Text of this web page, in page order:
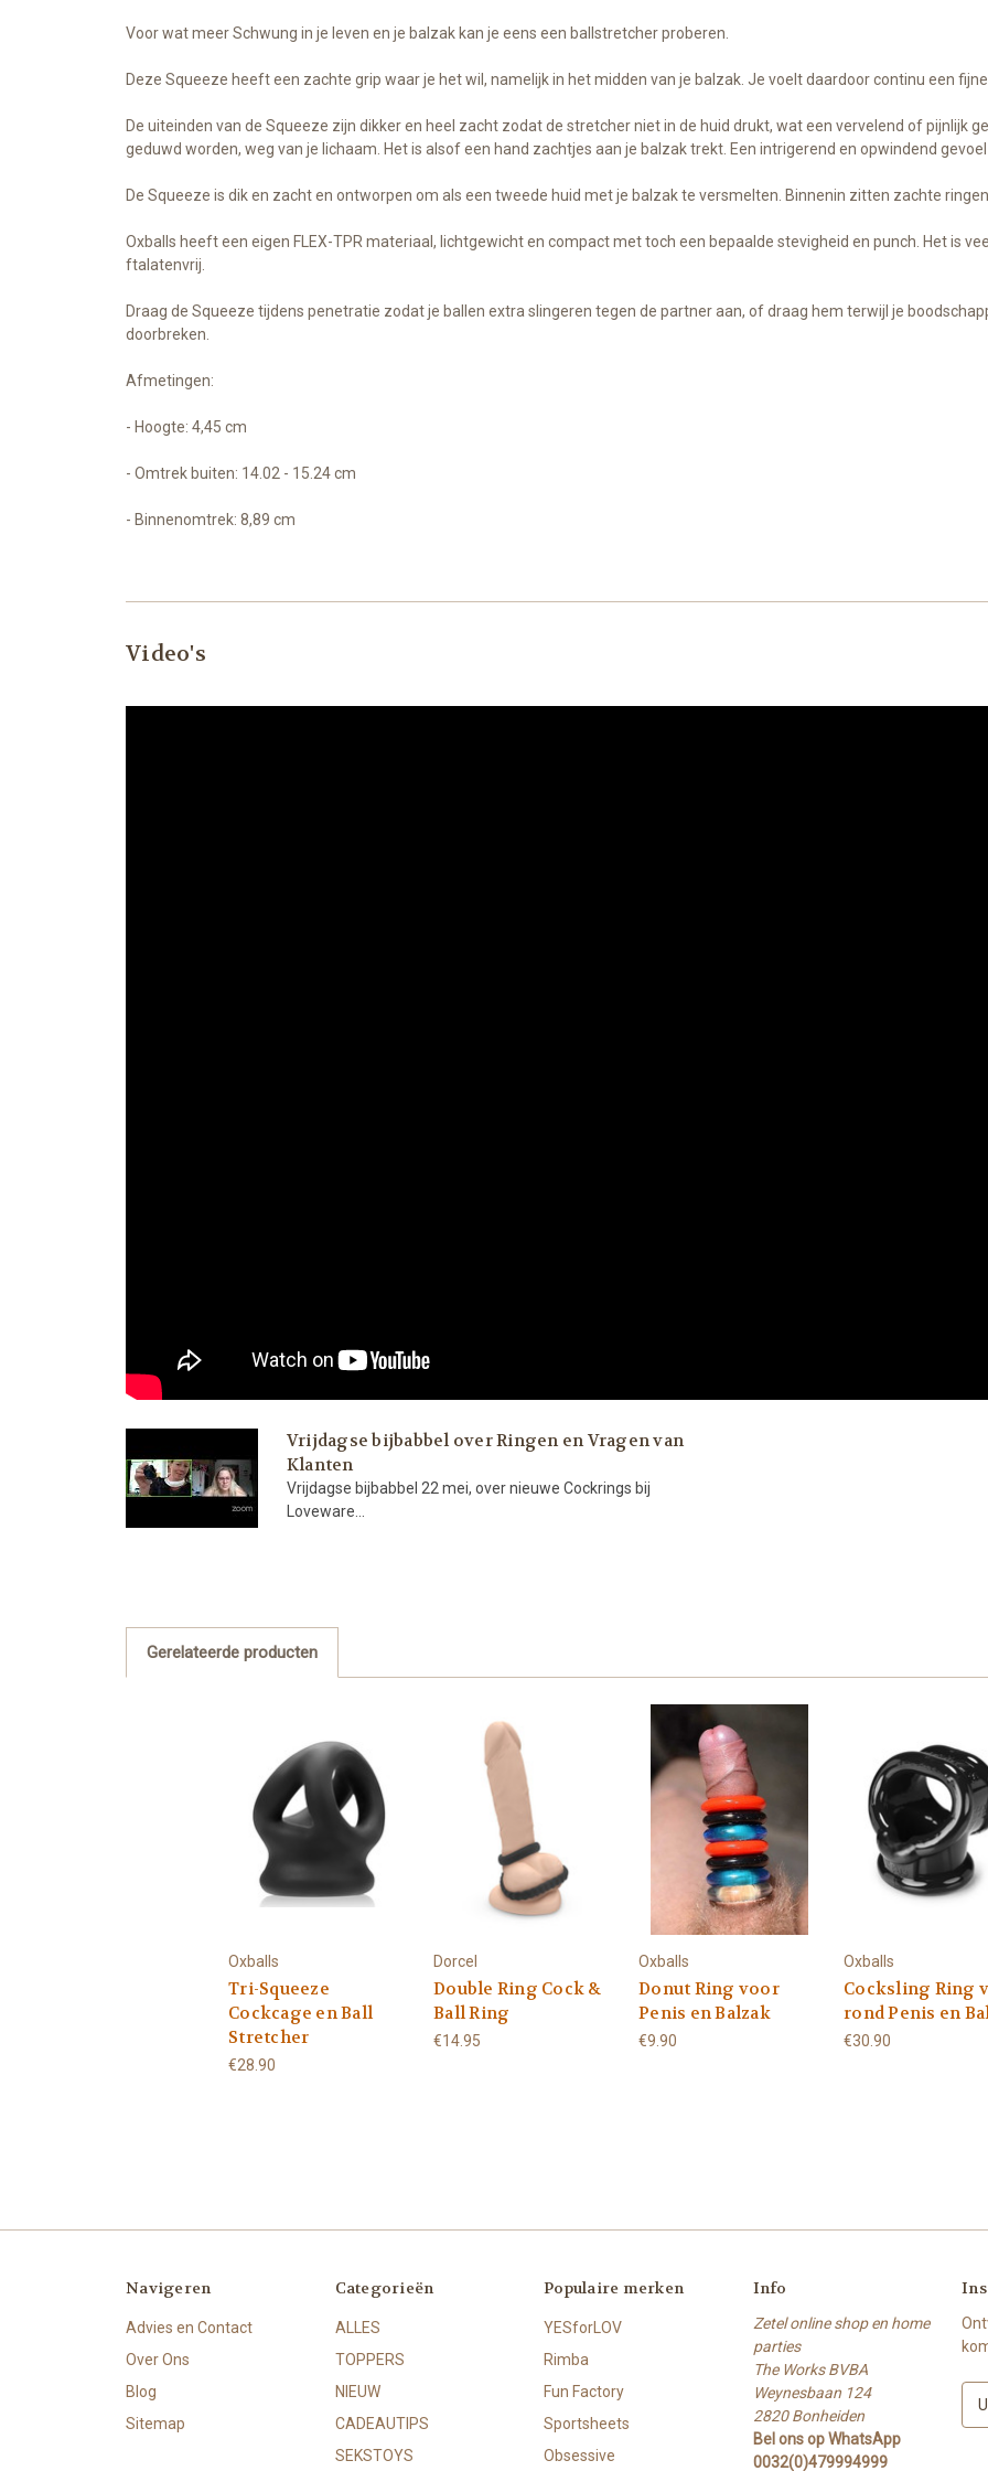
Voor wat meer Schwung in je leven en je balzak kan je eens een ballstretcher proberen.
Deze Squeeze heeft een zachte grip waar je het wil, namelijk in het midden van je balzak. Je voelt daardoor continu een
De uiteinden van de Squeeze zijn dikker en heel zacht zodat de stretcher niet in de huid drukt, wat een vervelend of pijnlijk
geduwd worden, weg van je lichaam. Het is alsof een hand zachtjes aan je balzak trekt. Een intrigerend en opwindend
De Squeeze is dik en zacht en ontworpen om als een tweede huid met je balzak te versmelten. Binnenin zitten zachte
Oxballs heeft een eigen FLEX-TPR materiaal, lichtgewicht en compact met toch een bepaalde stevigheid en punch. Het is
ftalatenvrij.
Draag de Squeeze tijdens penetratie zodat je ballen extra slingeren tegen de partner aan, of draag hem terwijl je
doorbreken.
Afmetingen:
- Hoogte: 4,45 cm
- Omtrek buiten: 14.02 - 15.24 cm
- Binnenomtrek: 8,89 cm
Video's
Vrijdagse bijbabbel over Ringen en Vragen van
Klanten
Vrijdagse bijbabbel 22 mei, over nieuwe Cockrings bij
Loveware...
Gerelateerde producten
Oxballs
Tri-Squeeze
Cockcage en Ball
Stretcher
€28.90
Dorcel
Double Ring Cock &
Ball Ring
€14.95
Oxballs
Donut Ring voor
Penis en Balzak
€9.90
Oxballs
Cocksling Ring
rond Penis en
€30.90
Navigeren
Advies en Contact
Over Ons
Blog
Sitemap
Categorieën
ALLES
TOPPERS
NIEUW
CADEAUTIPS
SEKSTOYS
Populaire merken
YESforLOV
Rimba
Fun Factory
Sportsheets
Obsessive
Info
Zetel online shop en home
parties
The Works BVBA
Weynesbaan 124
2820 Bonheiden
Bel ons op WhatsApp
0032(0)479994999